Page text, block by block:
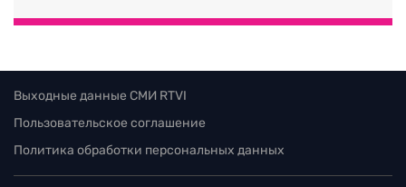
Выходные данные СМИ RTVI
Пользовательское соглашение
Политика обработки персональных данных